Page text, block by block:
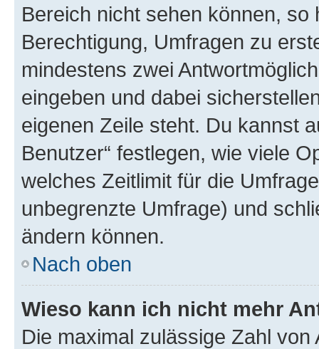
Bereich nicht sehen können,
Berechtigung, Umfragen zu
mindestens zwei
eingeben und dabei
eigenen Zeile steht. Du kannst
Benutzer“ festlegen, wie viele
welches Zeitlimit für die
unbegrenzte Umfrage) und
ändern können.
Nach oben
Wieso kann ich nicht mehr
Die maximal zulässige Zahl